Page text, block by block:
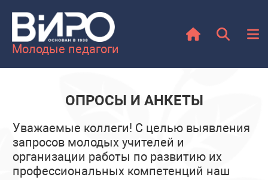
Молодые педагоги
ОПРОСЫ И АНКЕТЫ
Уважаемые коллеги! С целью выявления
запросов молодых учителей и
организации работы по развитию их
профессиональных компетенций наш